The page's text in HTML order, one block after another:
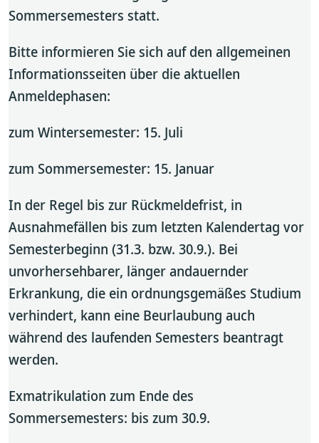
Sommersemesters statt.
Bitte informieren Sie sich auf den allgemeinen
Informationsseiten über die aktuellen
Anmeldephasen:
zum Wintersemester: 15. Juli
zum Sommersemester: 15. Januar
In der Regel bis zur Rückmeldefrist, in
Ausnahmefällen bis zum letzten Kalendertag vor
Semesterbeginn (31.3. bzw. 30.9.). Bei
unvorhersehbarer, länger andauernder
Erkrankung, die ein ordnungsgemäßes Studium
verhindert, kann eine Beurlaubung auch
während des laufenden Semesters beantragt
werden.
Exmatrikulation zum Ende des
Sommersemesters: bis zum 30.9.